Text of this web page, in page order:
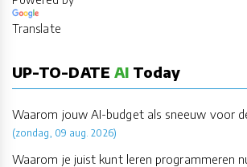
Translate
UP-TO-DATE AI Today
Waarom jouw AI-budget als sneeuw voor
(zondag, 09 aug. 2026)
Waarom je juist kunt leren programmeren